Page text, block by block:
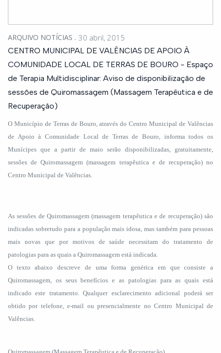
ARQUIVO NOTÍCIAS 30 abril, 2015
CENTRO MUNICIPAL DE VALÊNCIAS DE APOIO À
COMUNIDADE LOCAL DE TERRAS DE BOURO - Espaço
de Terapia Multidisciplinar: Aviso de disponibilização de
sessões de Quiromassagem (Massagem Terapêutica e de
Recuperação)
O Município de Terras de Bouro, através do Centro Municipal de Valências
de Apoio à Comunidade Local de Terras de Bouro, informa todos os
Munícipes que a partir de maio serão disponibilizadas, gratuitamente,
sessões de Quiromassagem (massagem terapêutica e de recuperação) no
Centro Municipal de Valências.
As sessões de Quiromassagem (massagem terapêutica e de recuperação) são
indicadas sobretudo para a população mais idosa, mas também para pessoas
mais novas que por motivos de saúde necessitam do tratamento de
patologias para as quais a Quiromassagem está indicada.
O texto abaixo descreve de uma forma genérica em que consiste a
Quiromassagem, os seus benefícios e as patologias para as quais está
indicado este tratamento. Qualquer esclarecimento adicional poderá ser
obtido por telefone, e-mail ou presencialmente no Centro Municipal de
Valências.